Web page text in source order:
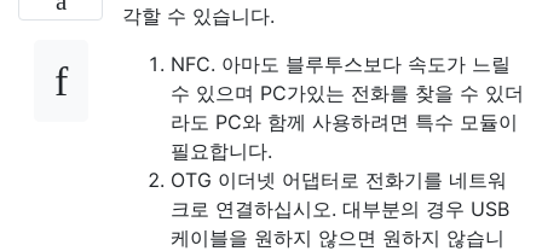
각할 수 있습니다.
NFC. 아마도 블루투스보다 속도가 느릴
수 있으며 PC가있는 전화를 찾을 수 있더
라도 PC와 함께 사용하려면 특수 모듈이
필요합니다.
OTG 이더넷 어댑터로 전화기를 네트워
크로 연결하십시오. 대부분의 경우 USB
케이블을 원하지 않으면 원하지 않습니